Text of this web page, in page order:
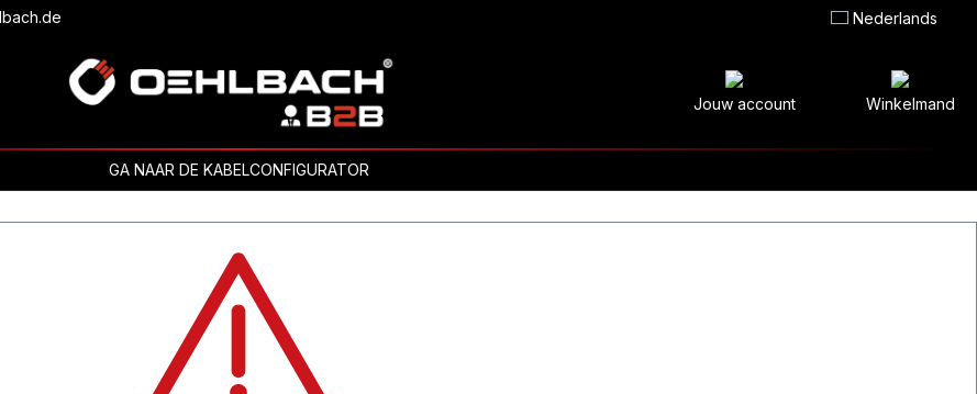
Nederlands
Jouw account Winkelmand
GA NAAR DE KABELCONFIGURATOR